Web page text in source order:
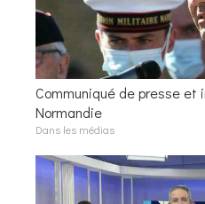
Communiqué de presse et
Normandie
Dans les médias